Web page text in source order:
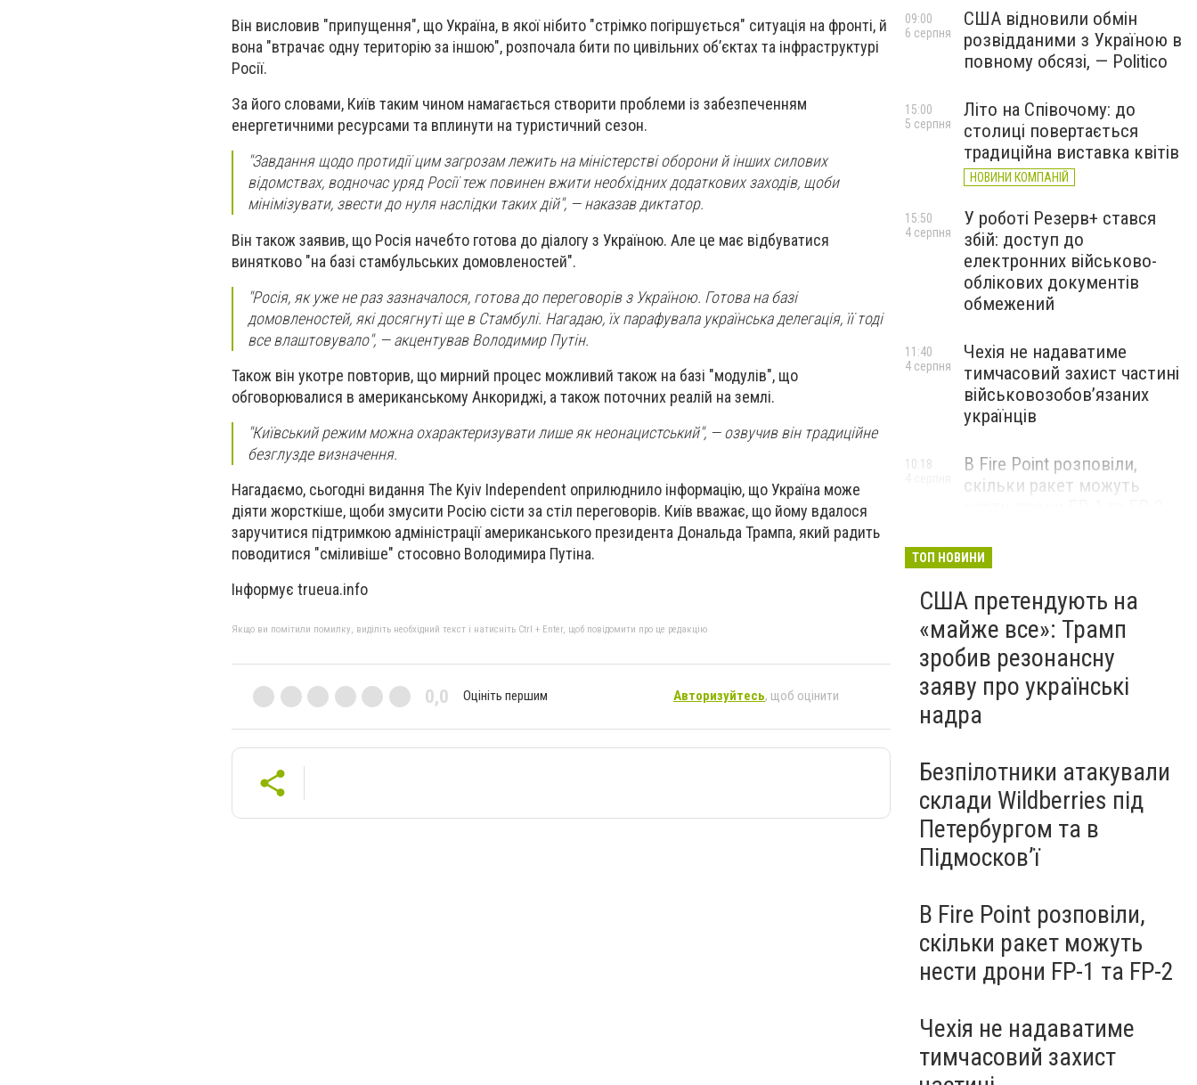
Він висловив "припущення", що Україна, в якої нібито "стрімко погіршується" ситуація на фронті, й
вона "втрачає одну територію за іншою", розпочала бити по цивільних об’єктах та інфраструктурі
Росії.
За його словами, Київ таким чином намагається створити проблеми із забезпеченням
енергетичними ресурсами та вплинути на туристичний сезон.
"Завдання щодо протидії цим загрозам лежить на міністерстві оборони й інших силових
відомствах, водночас уряд Росії теж повинен вжити необхідних додаткових заходів, щоби
мінімізувати, звести до нуля наслідки таких дій", — наказав диктатор.
Він також заявив, що Росія начебто готова до діалогу з Україною. Але це має відбуватися
винятково "на базі стамбульських домовленостей".
"Росія, як уже не раз зазначалося, готова до переговорів з Україною. Готова на базі
домовленостей, які досягнуті ще в Стамбулі. Нагадаю, їх парафувала українська делегація, її тоді
все влаштовувало", — акцентував Володимир Путін.
Також він укотре повторив, що мирний процес можливий також на базі "модулів", що
обговорювалися в американському Анкориджі, а також поточних реалій на землі.
"Київський режим можна охарактеризувати лише як неонацистський", — озвучив він традиційне
безглузде визначення.
Нагадаємо, сьогодні видання The Kyiv Independent оприлюднило інформацію, що Україна може
діяти жорсткіше, щоби змусити Росію сісти за стіл переговорів. Київ вважає, що йому вдалося
заручитися підтримкою адміністрації американського президента Дональда Трампа, який радить
поводитися "сміливіше" стосовно Володимира Путіна.
Інформує trueua.info
Якщо ви помітили помилку, виділіть необхідний текст і натисніть Ctrl + Enter, щоб повідомити про це редакцію
0,0 Оцініть першим Авторизуйтесь, щоб оцінити
США відновили обмін
розвідданими з Україною в
повному обсязі, — Politico
09:00
6 серпня
Літо на Співочому: до
столиці повертається
традиційна виставка квітів
НОВИНИ КОМПАНІЙ
15:00
5 серпня
У роботі Резерв+ стався
збій: доступ до
електронних військово-
облікових документів
обмежений
15:50
4 серпня
Чехія не надаватиме
тимчасовий захист частині
військовозобов’язаних
українців
11:40
4 серпня
В Fire Point розповіли,
скільки ракет можуть
10:18
ТОП НОВИНИ
США претендують на
«майже все»: Трамп
зробив резонансну
заяву про українські
надра
Безпілотники атакували
склади Wildberries під
Петербургом та в
Підмосков’ї
В Fire Point розповіли,
скільки ракет можуть
нести дрони FP-1 та FP-2
Чехія не надаватиме
тимчасовий захист